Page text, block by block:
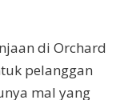
di Orchard
pelanggan
mal yang